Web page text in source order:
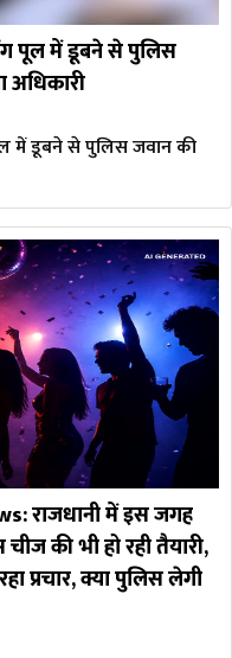
पूल में डूबने से पुलिस
में डूबने से पुलिस जवान की
राजधानी में इस जगह
की भी हो रही तैयारी,
प्रचार, क्या पुलिस लेगी